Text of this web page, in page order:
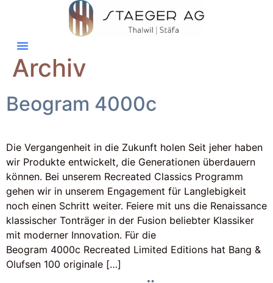
Archiv
Beogram 4000c
Die Vergangenheit in die Zukunft holen Seit jeher haben
wir Produkte entwickelt, die Generationen überdauern
können. Bei unserem Recreated Classics Programm
gehen wir in unserem Engagement für Langlebigkeit
noch einen Schritt weiter. Feiere mit uns die Renaissance
klassischer Tonträger in der Fusion beliebter Klassiker
mit moderner Innovation. Für die
Beogram 4000c Recreated Limited Editions hat Bang &
Olufsen 100 originale […]